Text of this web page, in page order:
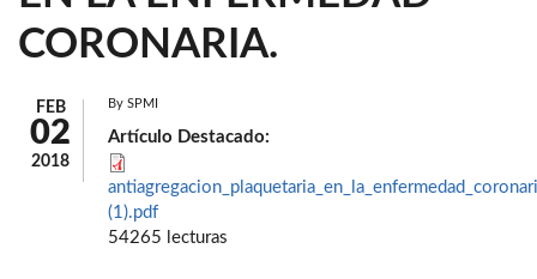
CORONARIA.
FEB
02
2018
By SPMI
Artículo Destacado:
(1).pdf
54265 lecturas